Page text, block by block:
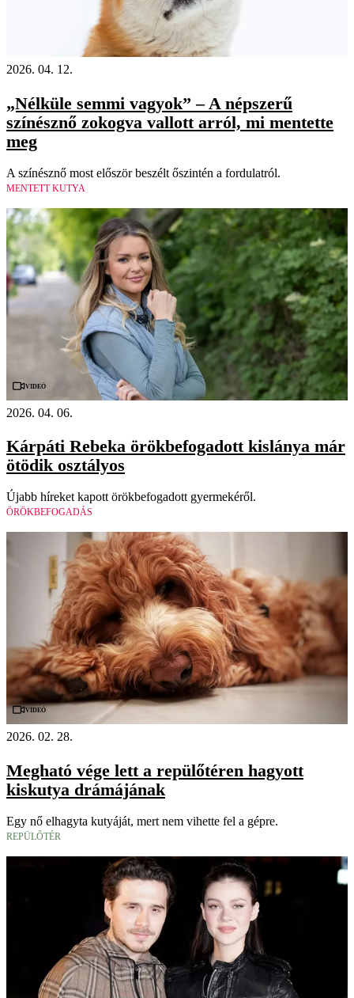
2026. 04. 12.
„Nélküle semmi vagyok” – A népszerű
színésznő zokogva vallott arról, mi mentette
meg
A színésznő most először beszélt őszintén a fordulatról.
MENTETT KUTYA
Videó
2026. 04. 06.
Kárpáti Rebeka örökbefogadott kislánya már
ötödik osztályos
Újabb híreket kapott örökbefogadott gyermekéről.
ÖRÖKBEFOGADÁS
Videó
2026. 02. 28.
Megható vége lett a repülőtéren hagyott
kiskutya drámájának
Egy nő elhagyta kutyáját, mert nem vihette fel a gépre.
REPÜLŐTÉR